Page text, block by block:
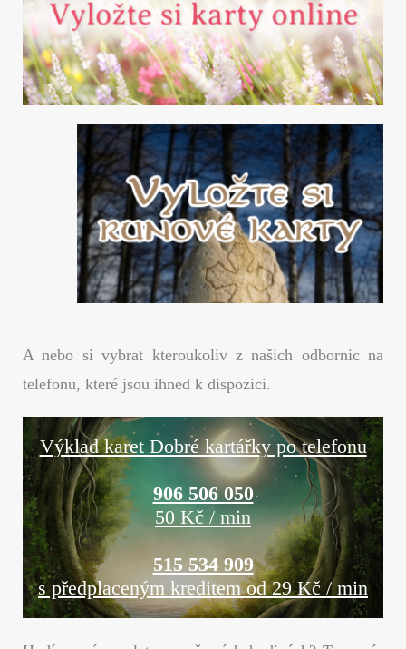
A nebo si vybrat kteroukoliv z našich odbornic na
telefonu, které jsou ihned k dispozici.
Výklad karet Dobré kartářky po telefonu
906 506 050
50 Kč / min
515 534 909
s předplaceným kreditem od 29 Kč / min